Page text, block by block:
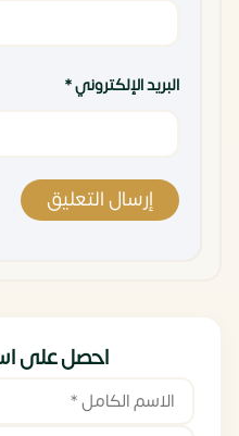
البريد الإلكتروني*
احصل على